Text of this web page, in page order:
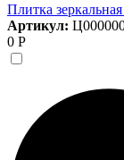
Плитка
Артикул:
0 Р